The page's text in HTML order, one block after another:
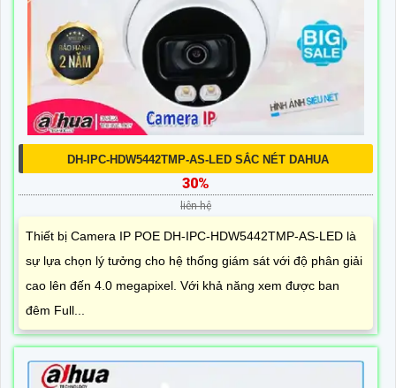
DH-IPC-HDW5442TMP-AS-LED SẮC NÉT DAHUA
30%
liên hệ
Thiết bị Camera IP POE DH-IPC-HDW5442TMP-AS-LED là
sự lựa chọn lý tưởng cho hệ thống giám sát với độ phân giải
cao lên đến 4.0 megapixel. Với khả năng xem được ban
đêm Full...